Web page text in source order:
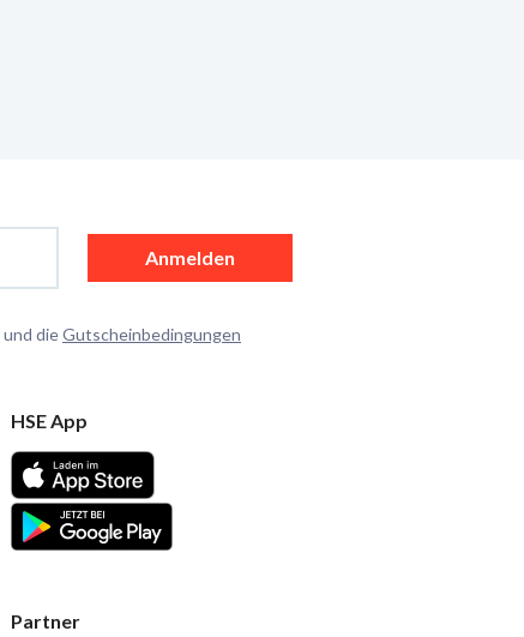
Anmelden
und dieGutscheinbedingungen
HSE App
Partner